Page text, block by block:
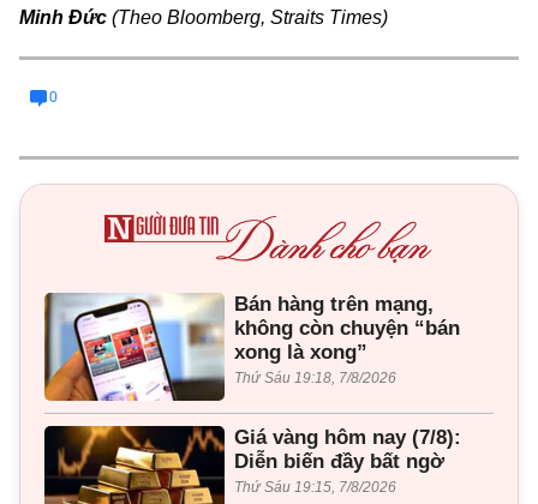
Minh Đức (Theo Bloomberg, Straits Times)
0
Bán hàng trên mạng,
không còn chuyện “bán
xong là xong”
Thứ Sáu 19:18, 7/8/2026
Giá vàng hôm nay (7/8):
Diễn biến đầy bất ngờ
Thứ Sáu 19:15, 7/8/2026